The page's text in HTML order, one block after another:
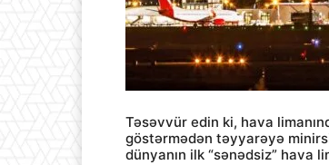
Təsəvvür edin ki, hava
göstərmədən təyyarəyə
dünyanın ilk “sənədsiz” hava